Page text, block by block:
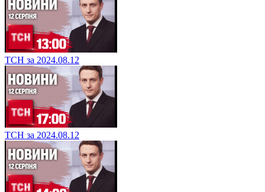
ТСН за 2024.08.12
ТСН за 2024.08.12